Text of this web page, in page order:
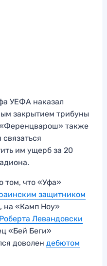
УЕФА наказал
закрытием трибуны
также
им ущерб за 20
том, что «Уфа»
защитником
, на «Камп Ноу»
Левандовски
«Бей Беги»
доволен дебютом